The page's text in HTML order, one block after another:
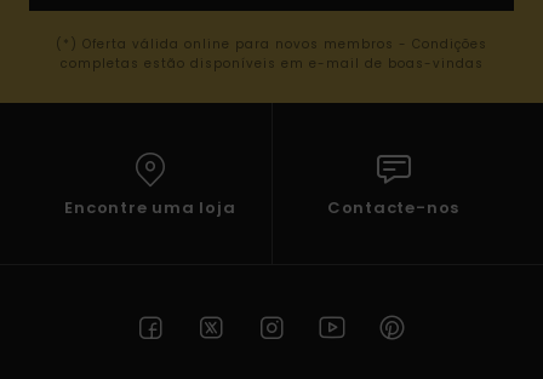
(*) Oferta válida online para novos membros - Condições
completas estão disponíveis em e-mail de boas-vindas
Encontre uma loja Contacte-nos